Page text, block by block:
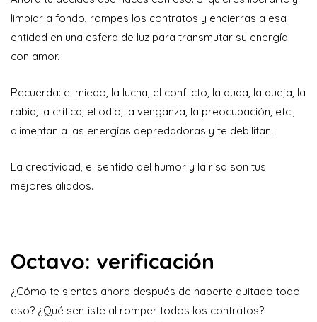
limpiar a fondo, rompes los contratos y encierras a esa
entidad en una esfera de luz para transmutar su energía
con amor.
Recuerda: el miedo, la lucha, el conflicto, la duda, la queja, la
rabia, la crítica, el odio, la venganza, la preocupación, etc.,
alimentan a las energías depredadoras y te debilitan.
La creatividad, el sentido del humor y la risa son tus
mejores aliados.
Octavo: verificación
¿Cómo te sientes ahora después de haberte quitado todo
eso? ¿Qué sentiste al romper todos los contratos?